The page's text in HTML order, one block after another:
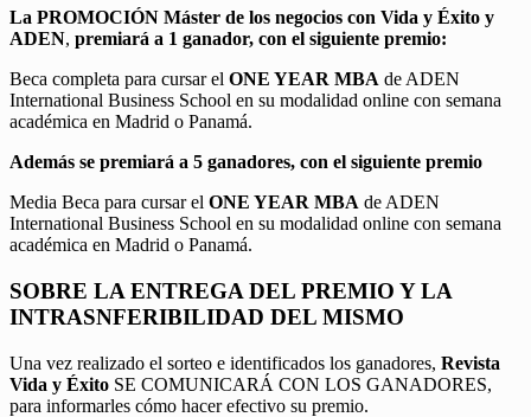
La PROMOCIÓN Máster de los negocios con Vida y Éxito y
ADEN, premiará a 1 ganador, con el siguiente premio:
Beca completa para cursar el ONE YEAR MBA de ADEN
International Business School en su modalidad online con semana
académica en Madrid o Panamá.
Además se premiará a 5 ganadores, con el siguiente premio
Media Beca para cursar el ONE YEAR MBA de ADEN
International Business School en su modalidad online con semana
académica en Madrid o Panamá.
SOBRE LA ENTREGA DEL PREMIO Y LA
INTRASNFERIBILIDAD DEL MISMO
Una vez realizado el sorteo e identificados los ganadores, Revista
Vida y Éxito SE COMUNICARÁ CON LOS GANADORES,
para informarles cómo hacer efectivo su premio.